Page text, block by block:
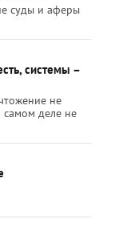
суды и аферы
системы –
не
самом деле не